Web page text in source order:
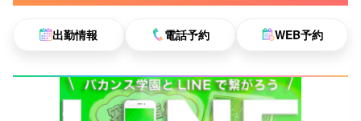
出勤情報 電話予約 WEB予約